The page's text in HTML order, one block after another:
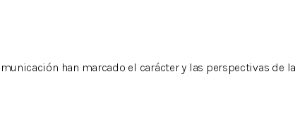
han marcado el carácter y las perspectivas de la